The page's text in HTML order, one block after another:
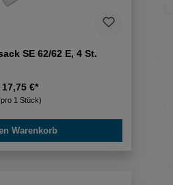
SE 62/62 E, 4 St.
17,75 €*
1 Stück)
Warenkorb